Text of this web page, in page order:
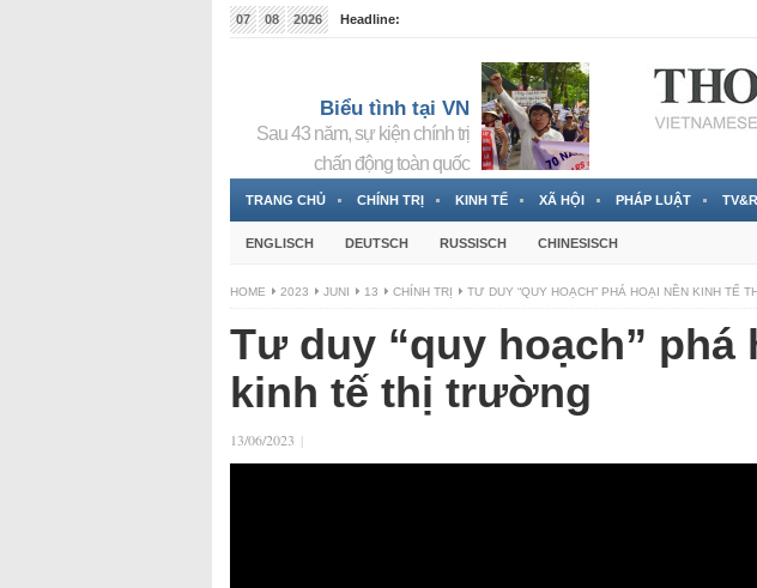
07 08 2026
Headline:
Biểu tình tại VN
Sau 43 năm, sự kiện chính trị
chấn động toàn quốc
TRANG CHỦ CHÍNH TRỊ KINH TẾ XÃ HỘI PHÁP LUẬT
ENGLISCH DEUTSCH RUSSISCH CHINESISCH
HOME 2023 JUNI 13 CHÍNH TRỊ TƯ DUY “QUY HOẠCH” PHÁ HOẠI NỀN KINH TẾ
Tư duy “quy hoạch” phá
kinh tế thị trường
13/06/2023 |